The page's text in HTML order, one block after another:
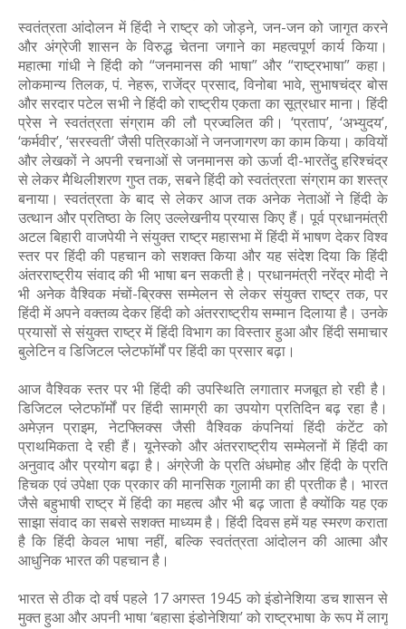
स्वतंत्रता आंदोलन में हिंदी ने राष्ट्र को जोड़ने, जन-जन को जागृत करने
और अंग्रेजी शासन के विरुद्ध चेतना जगाने का महत्वपूर्ण कार्य किया।
महात्मा गांधी ने हिंदी को “जनमानस की भाषा” और “राष्ट्रभाषा” कहा।
लोकमान्य तिलक, पं. नेहरू, राजेंद्र प्रसाद, विनोबा भावे, सुभाषचंद्र बोस
और सरदार पटेल सभी ने हिंदी को राष्ट्रीय एकता का सूत्रधार माना। हिंदी
प्रेस ने स्वतंत्रता संग्राम की लौ प्रज्वलित की। ‘प्रताप’, ‘अभ्युदय’,
‘कर्मवीर’, ‘सरस्वती’ जैसी पत्रिकाओं ने जनजागरण का काम किया। कवियों
और लेखकों ने अपनी रचनाओं से जनमानस को ऊर्जा दी-भारतेंदु हरिश्चंद्र
से लेकर मैथिलीशरण गुप्त तक, सबने हिंदी को स्वतंत्रता संग्राम का शस्त्र
बनाया। स्वतंत्रता के बाद से लेकर आज तक अनेक नेताओं ने हिंदी के
उत्थान और प्रतिष्ठा के लिए उल्लेखनीय प्रयास किए हैं। पूर्व प्रधानमंत्री
अटल बिहारी वाजपेयी ने संयुक्त राष्ट्र महासभा में हिंदी में भाषण देकर विश्व
स्तर पर हिंदी की पहचान को सशक्त किया और यह संदेश दिया कि हिंदी
अंतरराष्ट्रीय संवाद की भी भाषा बन सकती है। प्रधानमंत्री नरेंद्र मोदी ने
भी अनेक वैश्विक मंचों-ब्रिक्स सम्मेलन से लेकर संयुक्त राष्ट्र तक, पर
हिंदी में अपने वक्तव्य देकर हिंदी को अंतरराष्ट्रीय सम्मान दिलाया है। उनके
प्रयासों से संयुक्त राष्ट्र में हिंदी विभाग का विस्तार हुआ और हिंदी समाचार
बुलेटिन व डिजिटल प्लेटफॉर्मों पर हिंदी का प्रसार बढ़ा।
आज वैश्विक स्तर पर भी हिंदी की उपस्थिति लगातार मजबूत हो रही है।
डिजिटल प्लेटफॉर्मों पर हिंदी सामग्री का उपयोग प्रतिदिन बढ़ रहा है।
अमेज़न प्राइम, नेटफ्लिक्स जैसी वैश्विक कंपनियां हिंदी कंटेंट को
प्राथमिकता दे रही हैं। यूनेस्को और अंतरराष्ट्रीय सम्मेलनों में हिंदी का
अनुवाद और प्रयोग बढ़ा है। अंग्रेजी के प्रति अंधमोह और हिंदी के प्रति
हिचक एवं उपेक्षा एक प्रकार की मानसिक गुलामी का ही प्रतीक है। भारत
जैसे बहुभाषी राष्ट्र में हिंदी का महत्व और भी बढ़ जाता है क्योंकि यह एक
साझा संवाद का सबसे सशक्त माध्यम है। हिंदी दिवस हमें यह स्मरण कराता
है कि हिंदी केवल भाषा नहीं, बल्कि स्वतंत्रता आंदोलन की आत्मा और
आधुनिक भारत की पहचान है।
भारत से ठीक दो वर्ष पहले 17 अगस्त 1945 को इंडोनेशिया डच शासन से
मुक्त हुआ और अपनी भाषा ‘बहासा इंडोनेशिया’ को राष्ट्रभाषा के रूप में लागू